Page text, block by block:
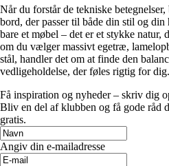
Når du forstår de tekniske
bord, der passer til både din stil og
bare et møbel – det er et stykke
om du vælger massivt egetræ,
stål, handler det om at finde den
vedligeholdelse, der føles rigtig for dig.
Få inspiration og nyheder – skriv dig
Bliv en del af klubben og få gode råd
gratis.
Angiv din e-mailadresse